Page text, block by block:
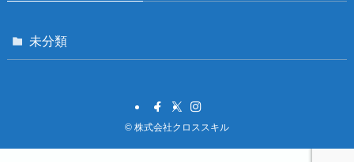
未分類
© 株式会社クロススキル